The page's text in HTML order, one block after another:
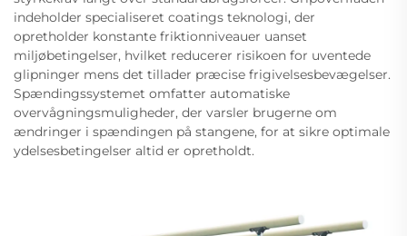
indeholder specialiseret coatings teknologi, der
opretholder konstante friktionniveauer uanset
miljøbetingelser, hvilket reducerer risikoen for uventede
glipninger mens det tillader præcise frigivelsesbevægelser.
Spændingssystemet omfatter automatiske
overvågningsmuligheder, der varsler brugerne om
ændringer i spændingen på stangene, for at sikre optimale
ydelsesbetingelser altid er opretholdt.